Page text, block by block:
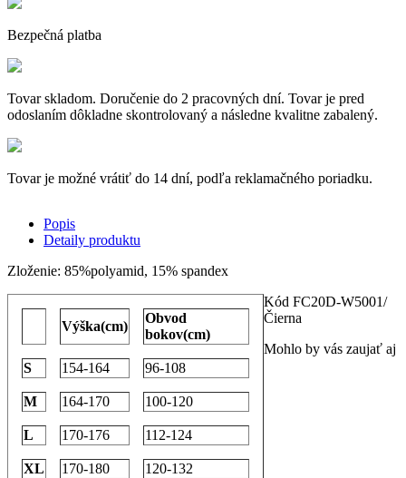
Bezpečná platba
Tovar skladom. Doručenie do 2 pracovných dní. Tovar je pred
odoslaním dôkladne skontrolovaný a následne kvalitne zabalený.
Tovar je možné vrátiť do 14 dní, podľa reklamačného poriadku.
Popis
Detaily produktu
Zloženie: 85%polyamid, 15% spandex
Výška(cm)
Obvod
bokov(cm)
S 154-164 96-108
M 164-170 100-120
L 170-176 112-124
XL 170-180 120-132
Kód FC20D-W5001/
Čierna
Mohlo by vás zaujať aj